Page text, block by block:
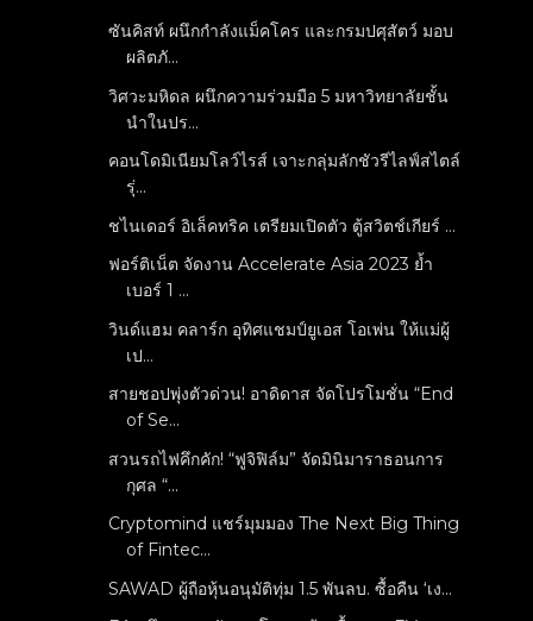
ซันคิสท์ ผนึกกำลังแม็คโคร และกรมปศุสัตว์ มอบ
ผลิตภั...
วิศวะมหิดล ผนึกความร่วมมือ 5 มหาวิทยาลัยชั้น
นำในปร...
คอนโดมิเนียมโลว์ไรส์ เจาะกลุ่มลักชัวรีไลฟ์สไตล์
รุ่...
ชไนเดอร์ อิเล็คทริค เตรียมเปิดตัว ตู้สวิตช์เกียร์ ...
ฟอร์ติเน็ต จัดงาน Accelerate Asia 2023 ย้ำ
เบอร์ 1 ...
วินด์แฮม คลาร์ก อุทิศแชมป์ยูเอส โอเพ่น ให้แม่ผู้
เป...
สายชอปพุ่งตัวด่วน! อาดิดาส จัดโปรโมชั่น “End
of Se...
สวนรถไฟคึกคัก! “ฟูจิฟิล์ม” จัดมินิมาราธอนการ
กุศล “...
Cryptomind แชร์มุมมอง The Next Big Thing
of Fintec...
SAWAD ผู้ถือหุ้นอนุมัติทุ่ม 1.5 พันลบ. ซื้อคืน ‘เง...